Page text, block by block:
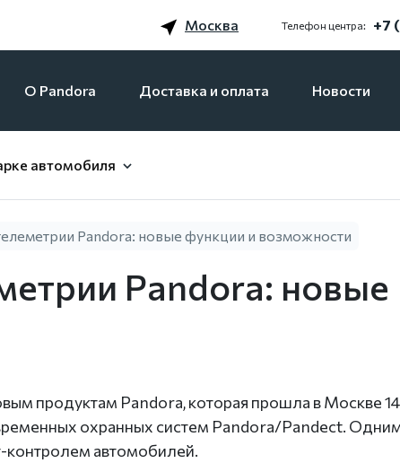
Москва Телефон центра: +7
O Pandora Доставка и оплата Новости
автомобиля
Pandora: новые функции и возможности
Pandora: новые
продуктам Pandora, которая прошла в Москве 14
охранных систем Pandora/Pandect.
контролем автомобилей.